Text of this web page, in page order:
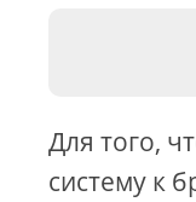
Для того,
систему к